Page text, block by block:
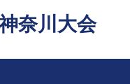
奈川大会